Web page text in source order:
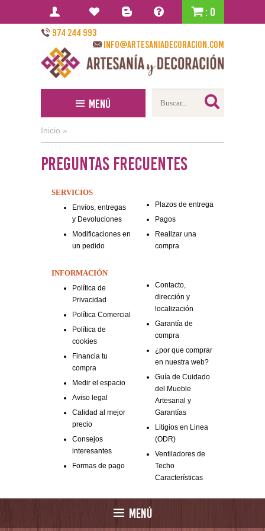
: 0
974 244 993
info@artesaniadecoracion.com
Menú
Inicio »
Preguntas Frecuentes
SERVICIOS
Envíos, entregas
y Devoluciones
Modificaciones en
un pedido
Plazos de entrega
Pagos
Realizar una
compra
INFORMACIÓN
Política de
Privacidad
Política Comercial
Política de
cookies
Financia tu
compra
Medir el espacio
Aviso legal
Calidad al mejor
precio
Consejos
interesantes
Formas de pago
Contacto,
dirección y
localización
Garantía de
compra
¿por que comprar
en nuestra web?
Guía de Cuidado
del Mueble
Artesanal y
Garantías
Litigios en Linea
(ODR)
Ventiladores de
Techo
Características
MENÚ